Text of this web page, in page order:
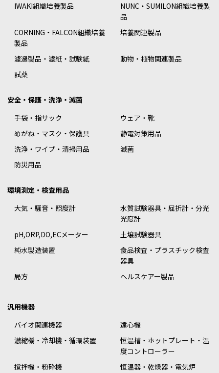
IWAKI組織培養製品
NUNC・SUMILON組織培養製
品
CORNING・FALCON組織培養
製品
培養関連製品
濾過製品・濾紙・試験紙
動物・植物関連製品
試薬
安全・保護・洗浄・滅菌
手袋・指サック
ウェア・靴
めがね・マスク・保護具
静電対策用品
洗浄・ワイプ・清掃用品
滅菌
防災用品
環境測定・検査用品
大気・騒音・照度計
水質試験器具・屈折計・分光
光度計
pH,ORP,DO,ECメーター
土壌試験器具
純水製造装置
食品検査・プラスチック検査
器具
局方
ヘルスケアー製品
汎用機器
バイオ関連機器
遠心機
濃縮機・冷却機・循環装置
恒温槽・ホットプレート・温
度コントローラー
撹拌機・粉砕機
恒温器・乾燥器・電気炉